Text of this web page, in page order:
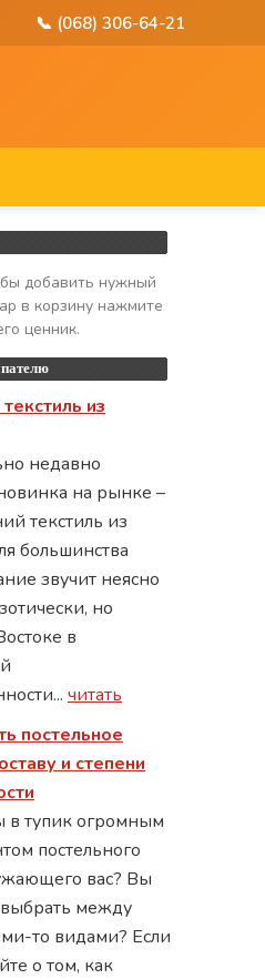
📞 (068) 306-64-21
добавить нужный
в корзину нажмите
ценник.
из
недавно
на рынке –
текстиль из
большинства
звучит неясно
но
в
читать
постельное
и степени
в тупик огромным
постельного
вас? Вы
между
то видами? Если
о том, как